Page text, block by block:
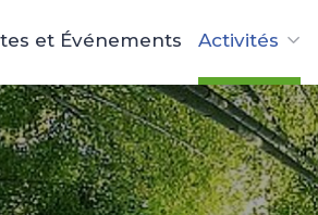
et Événements Activités